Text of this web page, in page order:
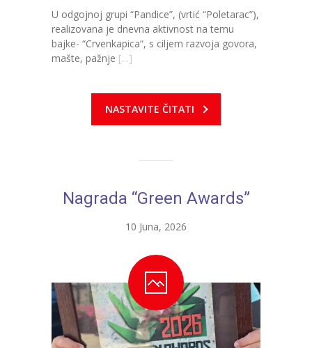
---- Zvončica
-- Stručni tim
-- Dokumenti
---- Plan javnih nabavki
---- Osnovni elementi ugovora
---- Odluke o izboru i poništenju
---- Nabavka usluga iz anexa II dio B
-- Konkursi
Edukacije
U odgojnoj grupi “Pandice”, (vrtić “Poletarac”),
realizovana je dnevna aktivnost na temu
bajke- “Crvenkapica“, s ciljem razvoja govora,
mašte, pažnje […]
NASTAVITE ČITATI
Nagrada “Green Awards”
10 Juna, 2026